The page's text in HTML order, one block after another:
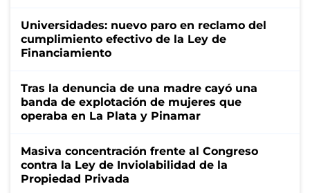
Universidades: nuevo paro en reclamo del
cumplimiento efectivo de la Ley de
Financiamiento
Tras la denuncia de una madre cayó una
banda de explotación de mujeres que
operaba en La Plata y Pinamar
Masiva concentración frente al Congreso
contra la Ley de Inviolabilidad de la
Propiedad Privada